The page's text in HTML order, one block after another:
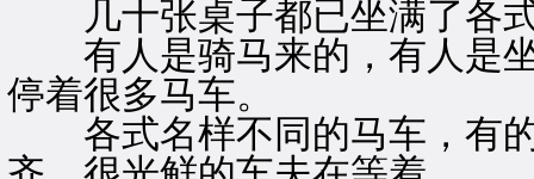
几十张桌子都已坐满了各
有人是骑马来的，有人是坐
停着很多马车。
各式名样不同的马车，有的